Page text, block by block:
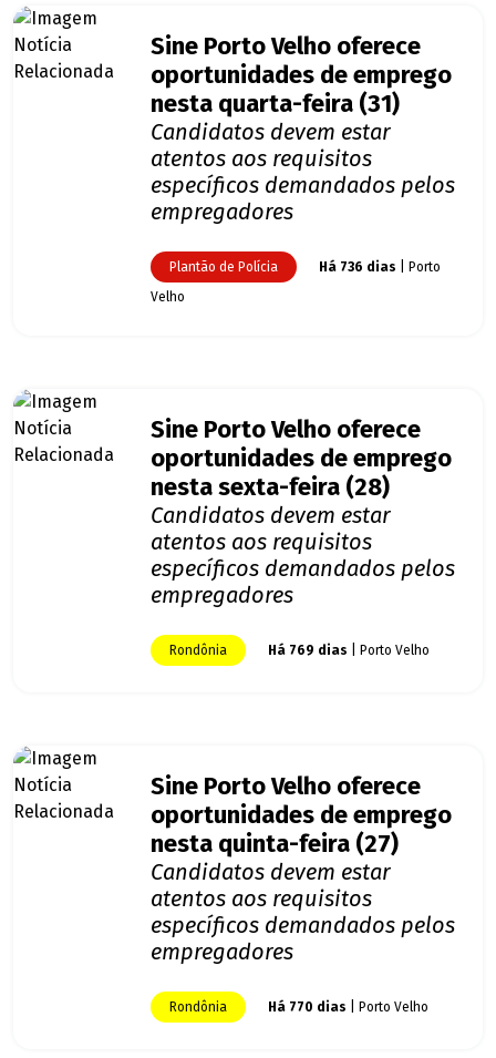
Sine Porto Velho oferece
oportunidades de emprego
nesta quarta-feira (31)
Candidatos devem estar
atentos aos requisitos
específicos demandados pelos
empregadores
Plantão de Polícia Há 736 dias | Porto
Velho
Sine Porto Velho oferece
oportunidades de emprego
nesta sexta-feira (28)
Candidatos devem estar
atentos aos requisitos
específicos demandados pelos
empregadores
Rondônia Há 769 dias | Porto Velho
Sine Porto Velho oferece
oportunidades de emprego
nesta quinta-feira (27)
Candidatos devem estar
atentos aos requisitos
específicos demandados pelos
empregadores
Rondônia Há 770 dias | Porto Velho